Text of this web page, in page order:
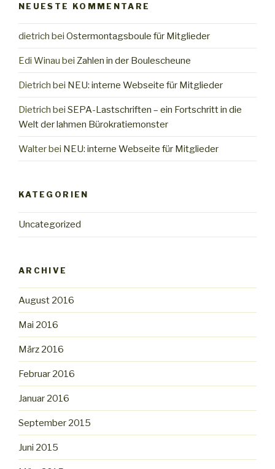
NEUESTE KOMMENTARE
dietrich bei Ostermontagsboule für Mitglieder
Edi Winau bei Zahlen in der Boulescheune
Dietrich bei NEU: interne Webseite für Mitglieder
Dietrich bei SEPA-Lastschriften – ein Fortschritt in die
Welt der lahmen Bürokratiemonster
Walterbei NEU: interne Webseite für Mitglieder
KATEGORIEN
Uncategorized
ARCHIVE
August 2016
Mai 2016
März 2016
Februar 2016
Januar 2016
September 2015
Juni 2015